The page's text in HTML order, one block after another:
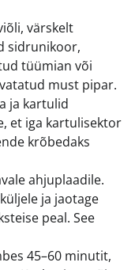
värskelt
sidrunikoor,
tüümian või
must pipar.
ja kartulid
et iga kartulisektor
krõbedaks
ahjuplaadile.
ja jaotage
peal. See
45–60 minutit,